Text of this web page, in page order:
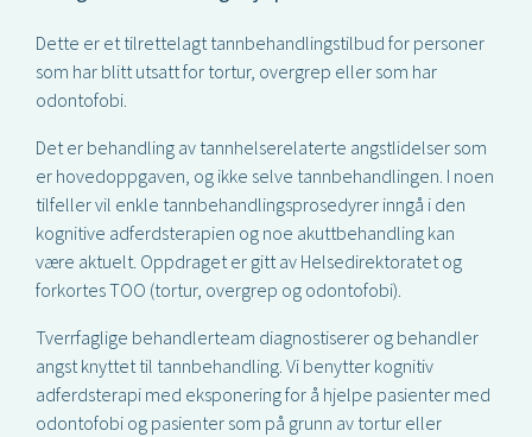
Dette er et tilrettelagt tannbehandlingstilbud for personer
som har blitt utsatt for tortur, overgrep eller som har
odontofobi.
Det er behandling av tannhelserelaterte angstlidelser som
er hovedoppgaven, og ikke selve tannbehandlingen. I noen
tilfeller vil enkle tannbehandlingsprosedyrer inngå i den
kognitive adferdsterapien og noe akuttbehandling kan
være aktuelt. Oppdraget er gitt av Helsedirektoratet og
forkortes TOO (tortur, overgrep og odontofobi).
Tverrfaglige behandlerteam diagnostiserer og behandler
angst knyttet til tannbehandling. Vi benytter kognitiv
adferdsterapi med eksponering for å hjelpe pasienter med
odontofobi og pasienter som på grunn av tortur eller